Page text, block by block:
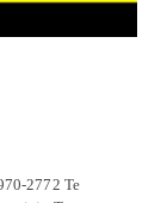
2772 Te